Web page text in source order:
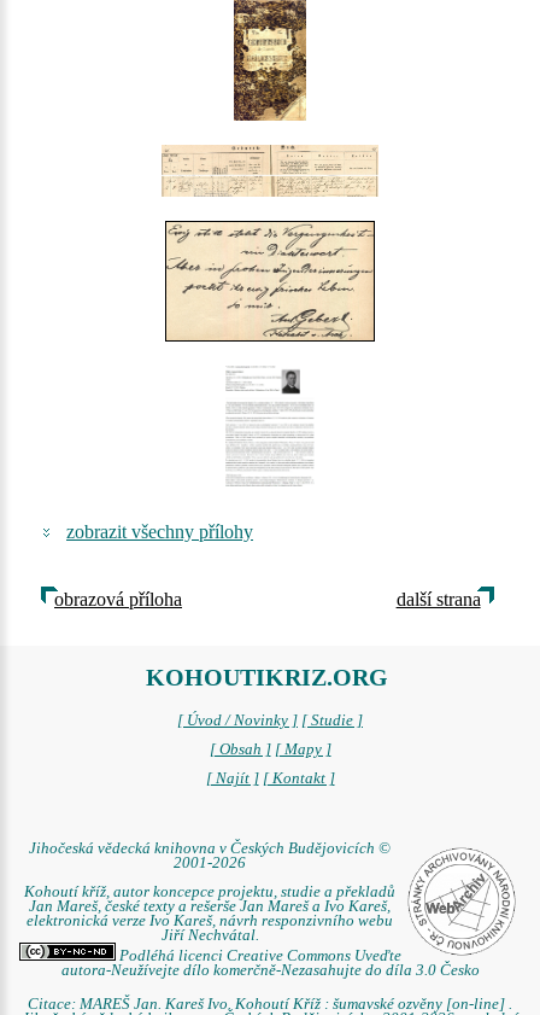
zobrazit všechny přílohy
obrazová příloha další strana
KOHOUTIKRIZ.ORG
[ Úvod / Novinky ] [ Studie ]
[ Obsah ] [ Mapy ]
[ Najít ] [ Kontakt ]
Jihočeská vědecká knihovna v Českých Budějovicích ©
2001-2026
Kohoutí kříž, autor koncepce projektu, studie a překladů
Jan Mareš, české texty a rešerše Jan Mareš a Ivo Kareš,
elektronická verze Ivo Kareš, návrh responzivního webu
Jiří Nechvátal.
Podléhá licenci Creative Commons Uveďte
autora-Neužívejte dílo komerčně-Nezasahujte do díla 3.0 Česko
Citace: MAREŠ Jan. Kareš Ivo. Kohoutí Kříž : šumavské ozvěny [on-line] .